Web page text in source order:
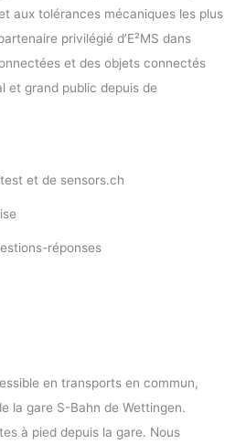
aux tolérances mécaniques les plus
privilégié d’E²MS dans
et des objets connectés
et grand public depuis de
et de sensors.ch
réponses
en transports en commun,
la gare S-Bahn de Wettingen.
à pied depuis la gare. Nous